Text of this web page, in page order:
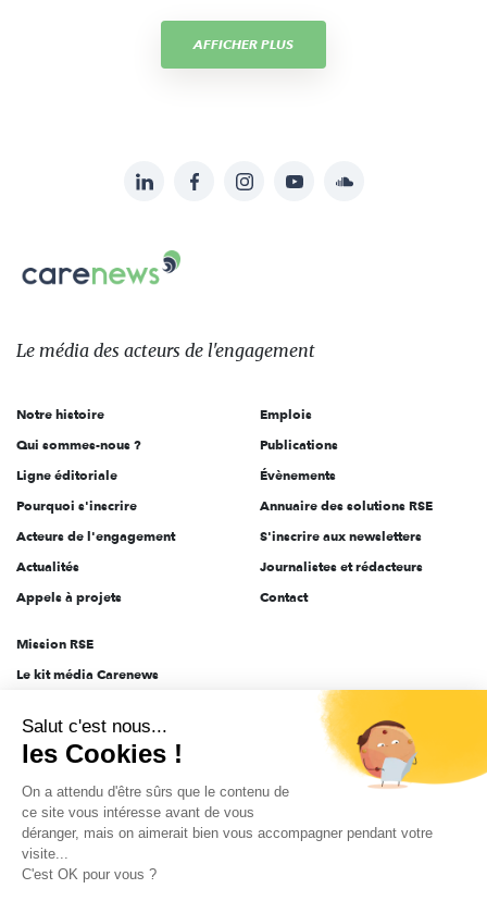
AFFICHER PLUS
sur:
LinkedInFacebookInstagramYouTubeSoundcloud
Le
des
l'engagement
Le média des acteurs de l'engagement
Notre histoire
Qui sommes-nous ?
Ligne éditoriale
Pourquoi s'inscrire
Acteurs de l'engagement
Actualités
Appels à projets
Emplois
Publications
Évènements
Annuaire des solutions RSE
S'inscrire aux newsletters
Journalistes et rédacteurs
Contact
Mission RSE
Le kit média Carenews
AEF info
Novethic
PRODURABLE
Inclusiv Day
Salut c'est nous...
les Cookies !
On a attendu d'être sûrs que le contenu de
ce site vous intéresse avant de vous
déranger, mais on aimerait bien vous accompagner pendant votre
visite...
C'est OK pour vous ?